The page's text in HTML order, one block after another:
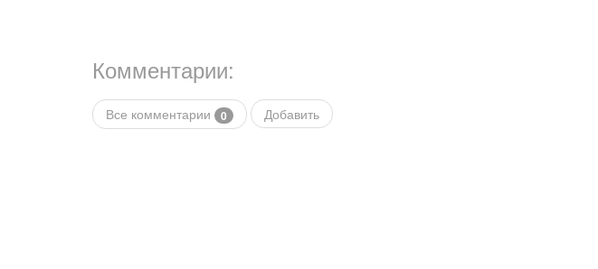
Комментарии:
Все комментарии 0 Добавить